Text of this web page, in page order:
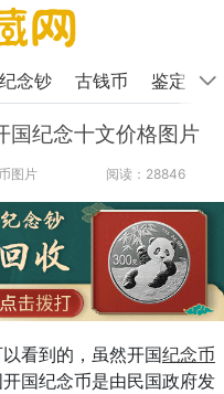
纪念钞 古钱币 鉴定
国纪念十文价格图片
图片 阅读：28846
看到的，虽然开国纪念币
国纪念币是由民国政府发